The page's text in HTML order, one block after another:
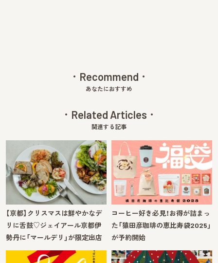
Recommend
あなたにおすすめ
Related Articles
関連する記事
【京都】クリスマスは鮮やかなデ
リに舌鼓♡ジェイアール京都伊
勢丹に「マールデリ」が限定出店
コーヒー好き必見！お得が詰まっ
た「猿田彦珈琲の恵比寿袋2025」
が予約開始